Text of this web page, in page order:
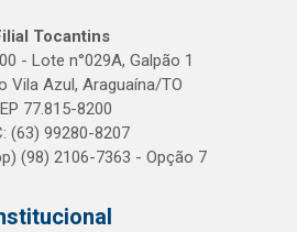
Tocantins
- Lote n°029A, Galpão 1
Vila Azul, Araguaína/TO
77.815-8200
(63) 99280-8207
(98) 2106-7363 - Opção 7